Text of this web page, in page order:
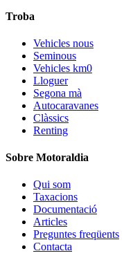
Troba
Vehicles nous
Seminous
Vehicles km0
Lloguer
Segona mà
Autocaravanes
Clàssics
Renting
Sobre Motoraldia
Qui som
Taxacions
Documentació
Articles
Preguntes freqüents
Contacta